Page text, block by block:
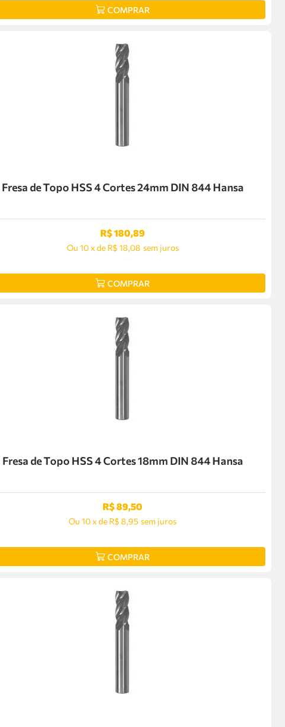
COMPRAR
Fresa de Topo HSS 4 Cortes 24mm DIN 844 Hansa
R$180,89
Ou 10 xde R$ 18,08 sem juros
COMPRAR
Fresa de Topo HSS 4 Cortes 18mm DIN 844 Hansa
R$89,50
Ou 10xde R$ 8,95 sem juros
COMPRAR